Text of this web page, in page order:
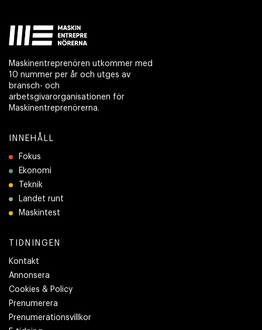
Maskinentreprenören utkommer med
10 nummer per år och utges av
bransch- och
arbetsgivarorganisationen för
Maskinentreprenörerna.
INNEHÅLL
Fokus
Ekonomi
Teknik
Landet runt
Maskintest
TIDNINGEN
Kontakt
Annonsera
Cookies & Policy
Prenumerera
Prenumerationsvillkor